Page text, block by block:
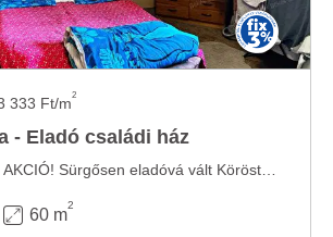
333 Ft/m2
- Eladó családi ház
60 m
2